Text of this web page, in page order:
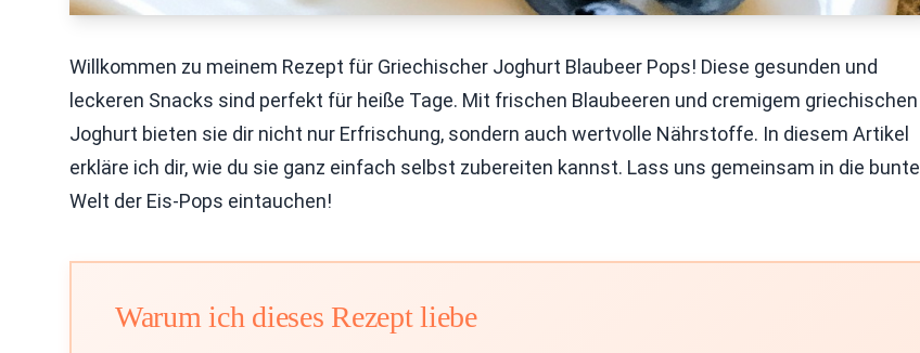
Willkommen zu meinem Rezept für Griechischer Joghurt Blaubeer Pops! Diese gesunden und
leckeren Snacks sind perfekt für heiße Tage. Mit frischen Blaubeeren und cremigem griechischen
Joghurt bieten sie dir nicht nur Erfrischung, sondern auch wertvolle Nährstoffe. In diesem Artikel
erkläre ich dir, wie du sie ganz einfach selbst zubereiten kannst. Lass uns gemeinsam in die bunte
Welt der Eis-Pops eintauchen!
Warum ich dieses Rezept liebe